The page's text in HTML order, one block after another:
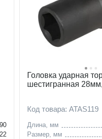
90
22
Головка ударная
шестигранная
Код товара: ATAS119
Длина, мм
Размер, мм